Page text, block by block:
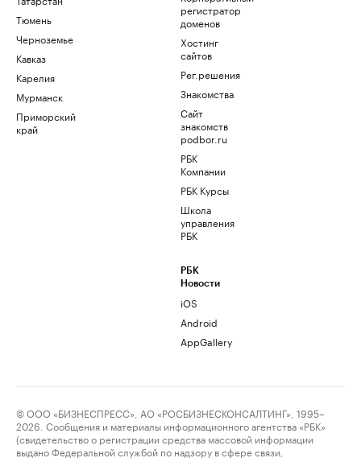
Тюмень
Черноземье
Кавказ
Карелия
Мурманск
Приморский
край
регистратор
доменов
Хостинг
сайтов
Рег.решения
Знакомства
Сайт
знакомств
podbor.ru
РБК
Компании
РБК Курсы
Школа
управления
РБК
РБК
Новости
iOS
Android
AppGallery
© ООО «БИЗНЕСПРЕСС», АО «РОСБИЗНЕСКОНСАЛТИНГ», 1995–
2026. Сообщения и материалы информационного агентства «РБК»
(свидетельство о регистрации средства массовой информации
выдано Федеральной службой по надзору в сфере связи,